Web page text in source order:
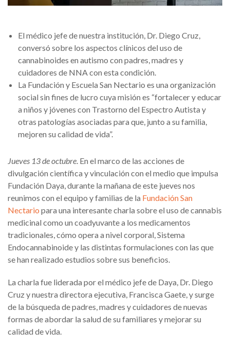
El médico jefe de nuestra institución, Dr. Diego Cruz,
conversó sobre los aspectos clínicos del uso de
cannabinoides en autismo con padres, madres y
cuidadores de NNA con esta condición.
La Fundación y Escuela San Nectario es una organización
social sin fines de lucro cuya misión es “fortalecer y educar
a niños y jóvenes con Trastorno del Espectro Autista y
otras patologías asociadas para que, junto a su familia,
mejoren su calidad de vida”.
Jueves 13 de octubre . En el marco de las acciones de
divulgación científica y vinculación con el medio que impulsa
Fundación Daya, durante la mañana de este jueves nos
reunimos con el equipo y familias de la Fundación San
Nectario para una interesante charla sobre el uso de cannabis
medicinal como un coadyuvante a los medicamentos
tradicionales, cómo opera a nivel corporal, Sistema
Endocannabinoide y las distintas formulaciones con las que
se han realizado estudios sobre sus beneficios.
La charla fue liderada por el médico jefe de Daya, Dr. Diego
Cruz y nuestra directora ejecutiva, Francisca Gaete, y surge
de la búsqueda de padres, madres y cuidadores de nuevas
formas de abordar la salud de su familiares y mejorar su
calidad de vida.